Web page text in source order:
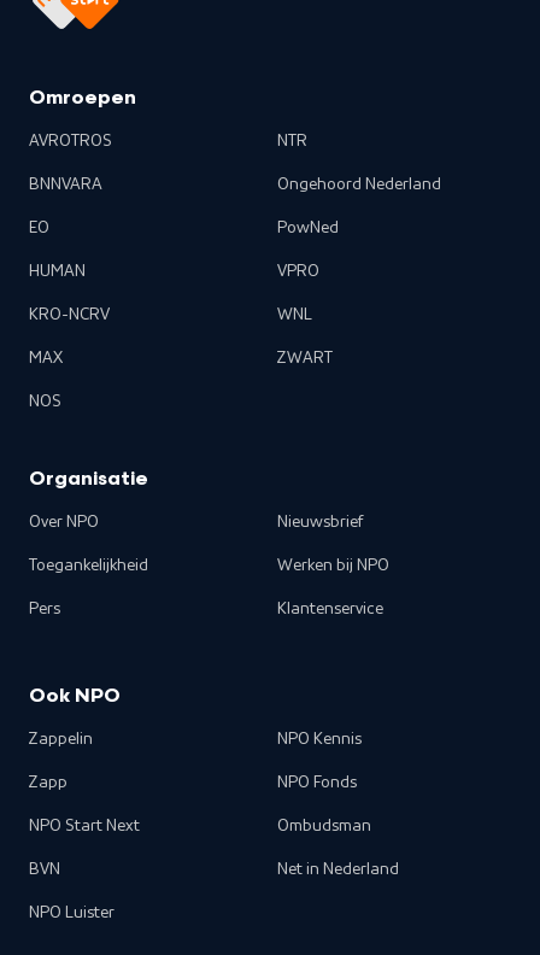
Omroepen
AVROTROS
BNNVARA
EO
HUMAN
KRO-NCRV
MAX
NOS
NTR
Ongehoord Nederland
PowNed
VPRO
WNL
ZWART
Organisatie
Over NPO
Toegankelijkheid
Pers
Nieuwsbrief
Werken bij NPO
Klantenservice
Ook NPO
Zappelin
Zapp
NPO Start Next
BVN
NPO Luister
NPO Kennis
NPO Fonds
Ombudsman
Net in Nederland